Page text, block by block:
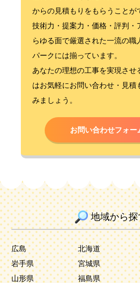
からの見積もりをもらうことが
技術力・提案力・価格・評判・
らゆる面で厳選された一流の職
パークには揃っています。
あなたの理想の工事を実現させ
はお気軽にお問い合わせ・見積
みましょう。
お問い合わせフォー
地域から探
広島 北海道
岩手県
宮城県
山形県
福島県